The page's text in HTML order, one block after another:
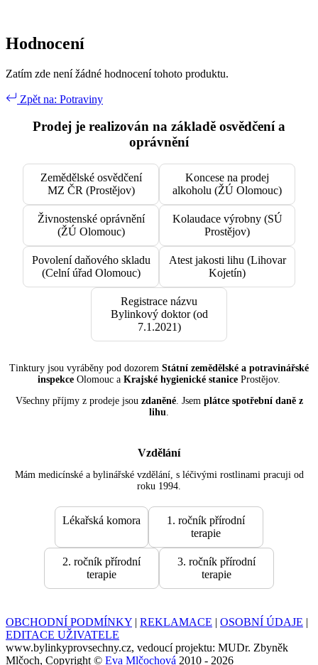
Hodnocení
Zatím zde není žádné hodnocení tohoto produktu.
Zpět na: Potraviny
Prodej je realizován na základě osvědčení a
oprávnění
Zemědělské osvědčení
MZ ČR (Prostějov)
Koncese na prodej
alkoholu (ŽÚ Olomouc)
Živnostenské oprávnění
(ŽÚ Olomouc)
Kolaudace výrobny (SÚ
Prostějov)
Povolení daňového skladu
(Celní úřad Olomouc)
Atest jakosti lihu (Lihovar
Kojetín)
Registrace názvu
Bylinkový doktor (od
7.1.2021)
Tinktury jsou vyráběny pod dozorem Státní zemědělské a potravinářské
inspekce Olomouc a Krajské hygienické stanice Prostějov.
Všechny příjmy z prodeje jsou zdaněné. Jsem plátce spotřební daně z
lihu
Vzdělání
Mám medicínské a bylinářské vzdělání, s léčivými rostlinami pracuji od
roku 1994.
Lékařská komora
1. ročník přírodní
terapie
2. ročník přírodní
terapie
3. ročník přírodní
terapie
OBCHODNÍ PODMÍNKY | REKLAMACE | OSOBNÍ ÚDAJE |
EDITACE UŽIVATELE
www.bylinkyprovsechny.cz, vedoucí projektu: MUDr. Zbyněk
Mlčoch, Copyright © Eva Mlčochová 2010 - 2026